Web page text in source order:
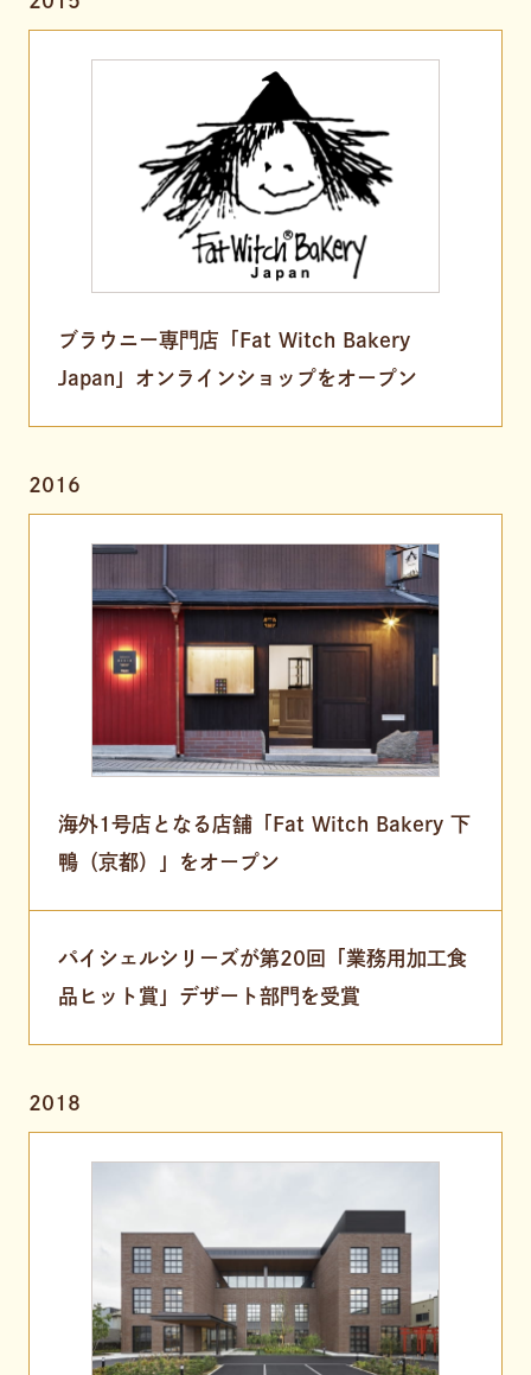
ブラウニー専門店「Fat Witch Bakery
Japan」オンラインショップをオープン
2016
海外1号店となる店舗「Fat Witch Bakery 下
鴨（京都）」をオープン
パイシェルシリーズが第20回「業務用加工食
品ヒット賞」デザート部門を受賞
2018